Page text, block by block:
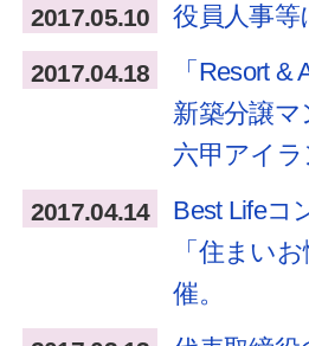
2017.05.10 役員人事
2017.04.18
「Resort
新築分譲
六甲アイラ
2017.04.14
Best Lifeコ
「住まい
催。